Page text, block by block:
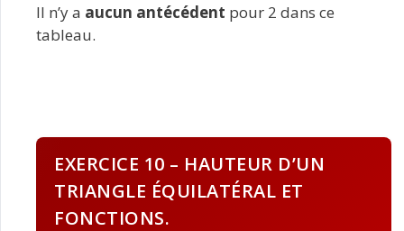
Il n’y a aucun antécédent pour 2 dans ce
tableau.
EXERCICE 10 – HAUTEUR D’UN
TRIANGLE ÉQUILATÉRAL ET
FONCTIONS.